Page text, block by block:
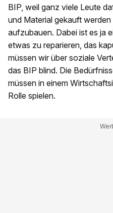
BIP, weil ganz viele Leute
und Material gekauft
aufzubauen. Dabei ist es ja
etwas zu reparieren, das
müssen wir über soziale
das BIP blind. Die
müssen in einem
Rolle spielen.